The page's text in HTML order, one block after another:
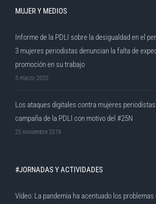
MUJER Y MEDIOS
Informe de la PDLI sobre la desigualdad en el
3 mujeres periodistas denuncian la falta de
promoción en su trabajo
5 marzo 2020
Los ataques digitales contra mujeres
campaña de la PDLI con motivo del #25N
25 noviembre 2019
#JORNADAS Y ACTIVIDADES
Vídeo: La pandemia ha acentuado los